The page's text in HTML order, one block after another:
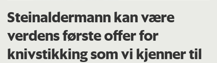
Steinaldermann kan være
verdens første offer for
knivstikking som vi kjenner til